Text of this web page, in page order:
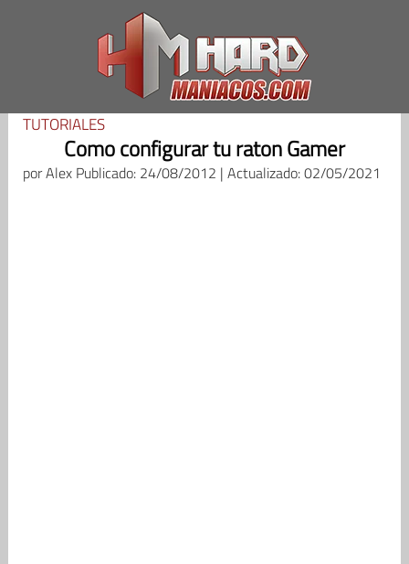
TUTORIALES
Como configurar tu raton Gamer
porAlex Publicado: 24/08/2012 | Actualizado: 02/05/2021